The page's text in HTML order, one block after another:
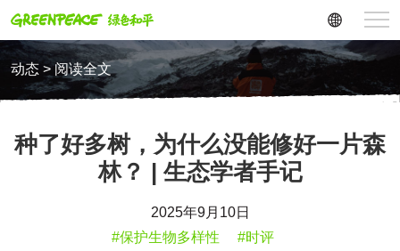
动态 > 阅读全文
种了好多树，为什么没能修好一片森
林？ | 生态学者手记
2025年9月10日
#保护生物多样性
#时评